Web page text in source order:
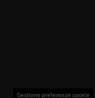
Gestione preferenze cookie